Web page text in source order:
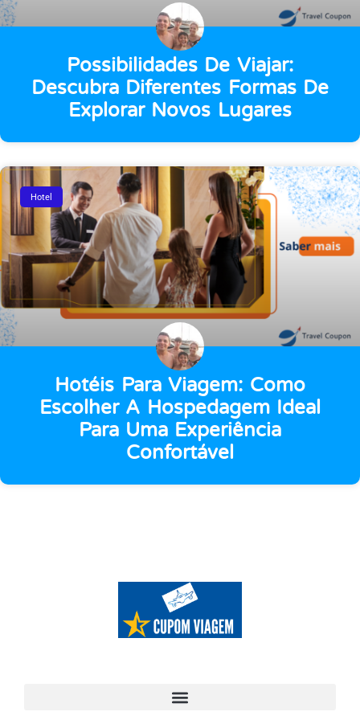
Possibilidades De Viajar:
Descubra Diferentes Formas De
Explorar Novos Lugares
Hotel
Hotéis Para Viagem: Como
Escolher A Hospedagem Ideal
Para Uma Experiência
Confortável